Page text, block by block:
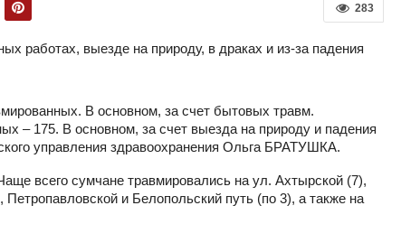
283
работах, выезде на природу, в драках и из-за падения
В основном, за счет бытовых травм.
– 175. В основном, за счет выезда на природу и падения
управления здравоохранения Ольга БРАТУШКА.
всего сумчане травмировались на ул. Ахтырской (7),
и Белопольский путь (по 3), а также на